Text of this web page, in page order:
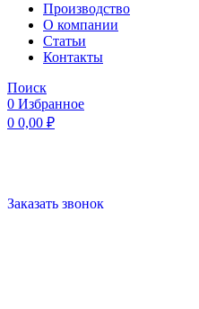
Производство
О компании
Статьи
Контакты
Поиск
0 Избранное
0 0,00 ₽
Заказать звонок